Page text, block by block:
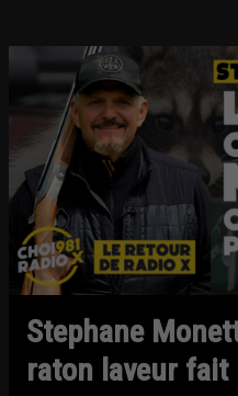
Stephane
raton laveur fait